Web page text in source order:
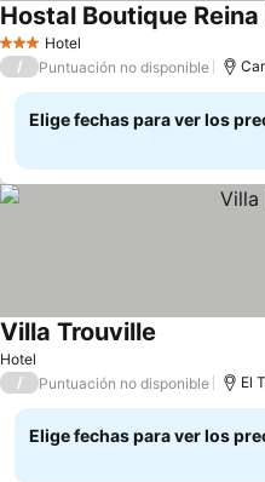
3 Estrellas
Hotel
Hostal Boutique
/ Puntuación no disponible
Elige fechas para ver los
Hotel
Villa Trouville
/ Puntuación no disponible El
Elige fechas para ver los